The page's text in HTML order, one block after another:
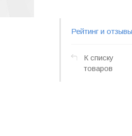
Рейтинг и отзывы
К списку
товаров